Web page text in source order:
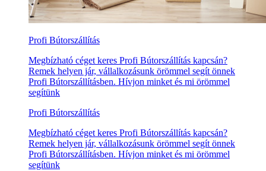
Profi Bútorszállítás
Megbízható céget keres Profi Bútorszállítás kapcsán?
Remek helyen jár, vállalkozásunk örömmel segít önnek
Profi Bútorszállításben. Hívjon minket és mi örömmel
segítünk
Profi Bútorszállítás
Megbízható céget keres Profi Bútorszállítás kapcsán?
Remek helyen jár, vállalkozásunk örömmel segít önnek
Profi Bútorszállításben. Hívjon minket és mi örömmel
segítünk